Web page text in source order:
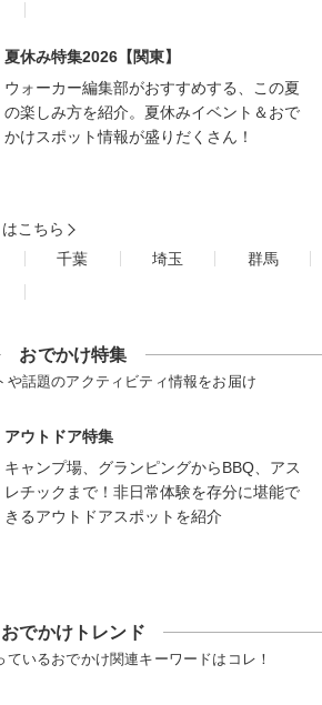
夏休み特集2026【関東】
ウォーカー編集部がおすすめする、この夏
の楽しみ方を紹介。夏休みイベント＆おで
かけスポット情報が盛りだくさん！
こちら
千葉 埼玉
群馬
おでかけ特集
や話題のアクティビティ情報をお届け
アウトドア特集
キャンプ場、グランピングからBBQ、アス
レチックまで！非日常体験を存分に堪能で
きるアウトドアスポットを紹介
おでかけトレンド
ているおでかけ関連キーワードはコレ！